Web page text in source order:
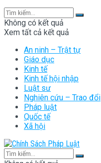
Không có kết quả
Xem tất cả kết quả
An ninh – Trật tự
Giáo dục
Kinh tế
Kinh tế hội nhập
Luật sư
Nghiên cứu – Trao đổi
Pháp luật
Quốc tế
Xã hội